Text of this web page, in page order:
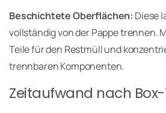
Beschichtete Oberflächen: Diese
vollständig von der Pappe trennen.
Teile für den Restmüll und
trennbaren Komponenten.
Zeitaufwand nach